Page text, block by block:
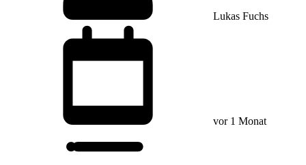
Lukas Fuchs
vor 1 Monat